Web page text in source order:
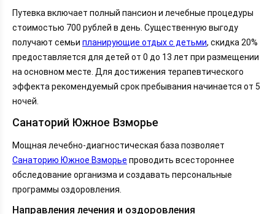
Путевка включает полный пансион и лечебные процедуры
стоимостью 700 рублей в день. Существенную выгоду
получают семьи планирующие отдых с детьми, скидка 20%
предоставляется для детей от 0 до 13 лет при размещении
на основном месте. Для достижения терапевтического
эффекта рекомендуемый срок пребывания начинается от 5
ночей.
Санаторий Южное Взморье
Мощная лечебно-диагностическая база позволяет
Санаторию Южное Взморье проводить всестороннее
обследование организма и создавать персональные
программы оздоровления.
Направления лечения и оздоровления